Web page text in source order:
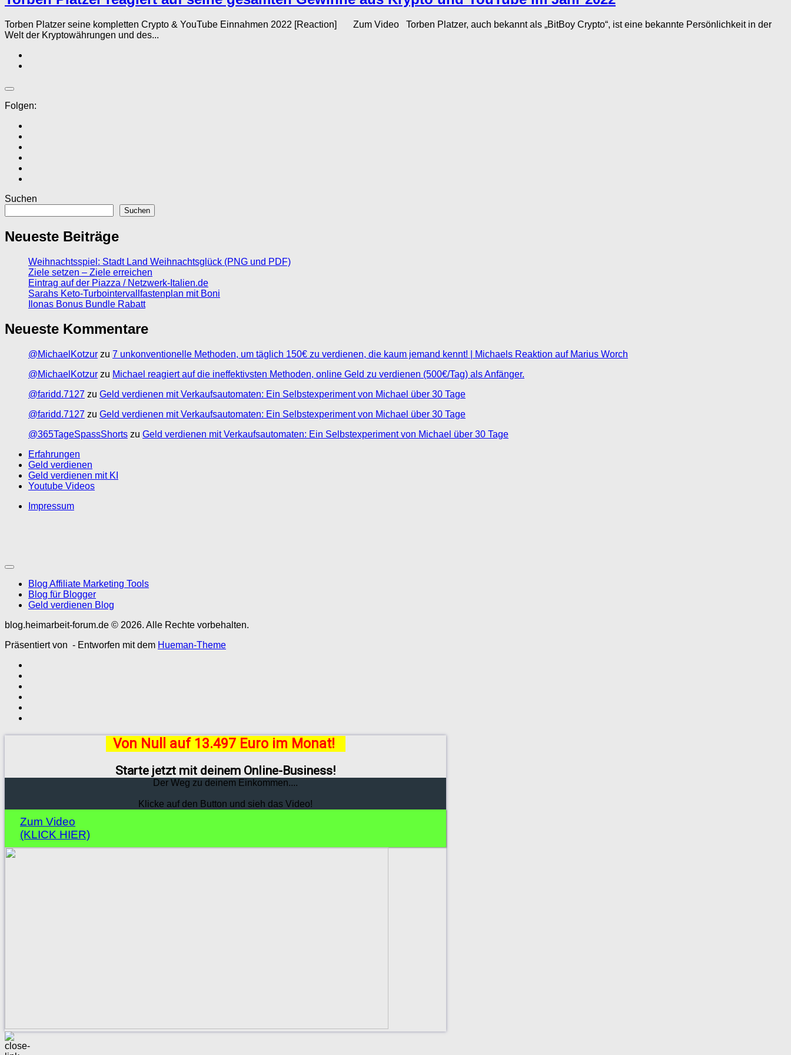
Torben Platzer seine kompletten Crypto & YouTube Einnahmen 2022 [Reaction] Zum Video Torben Platzer, auch bekannt als „BitBoy Crypto“, ist eine bekannte Persönlichkeit in der
Welt der Kryptowährungen und des...
Folgen:
Suchen
Suchen
Neueste Beiträge
Weihnachtsspiel: Stadt Land Weihnachtsglück (PNG und PDF)
Ziele setzen – Ziele erreichen
Eintrag auf der Piazza / Netzwerk-Italien.de
Sarahs Keto-Turbointervallfastenplan mit Boni
Ilonas Bonus Bundle Rabatt
Neueste Kommentare
@MichaelKotzur zu 7 unkonventionelle Methoden, um täglich 150€ zu verdienen, die kaum jemand kennt! | Michaels Reaktion auf Marius Worch
@MichaelKotzur zu Michael reagiert auf die ineffektivsten Methoden, online Geld zu verdienen (500€/Tag) als Anfänger.
@faridd.7127 zu Geld verdienen mit Verkaufsautomaten: Ein Selbstexperiment von Michael über 30 Tage
@faridd.7127 zu Geld verdienen mit Verkaufsautomaten: Ein Selbstexperiment von Michael über 30 Tage
@365TageSpassShorts zu Geld verdienen mit Verkaufsautomaten: Ein Selbstexperiment von Michael über 30 Tage
Erfahrungen
Geld verdienen
Geld verdienen mit KI
Youtube Videos
Impressum
Blog Affiliate Marketing Tools
Blog für Blogger
Geld verdienen Blog
blog.heimarbeit-forum.de © 2026. Alle Rechte vorbehalten.
Präsentiert von - Entworfen mit dem Hueman-Theme
Von Null auf 13.497 Euro im Monat!
Starte jetzt mit deinem Online-Business!
Der Weg zu deinem Einkommen....
Klicke auf den Button und sieh das Video!
Zum Video
(KLICK HIER)